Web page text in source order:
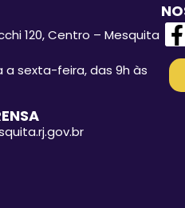
120, Centro – Mesquita
a sexta-feira, das 9h às